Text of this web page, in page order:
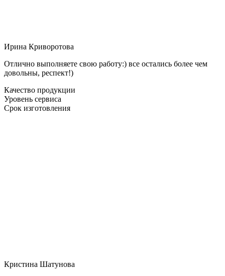
Ирина Криворотова
Отлично выполняете свою работу:) все остались более чем
довольны, респект!)
Качество продукции
Уровень сервиса
Срок изготовления
Кристина Шатунова